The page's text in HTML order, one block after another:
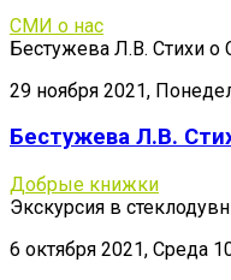
СМИ о нас
Бестужева Л.В. Стихи о
29 ноября 2021,
Бестужева Л.В.
Добрые книжки
Экскурсия в
6 октября 2021, Среда